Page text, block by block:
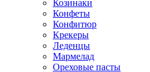
Козинаки
Конфеты
Конфитюр
Крекеры
Леденцы
Мармелад
Ореховые пасты